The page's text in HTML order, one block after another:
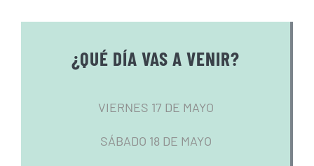
¿QUÉ DÍA VAS A VENIR?
VIERNES 17 DE MAYO
SÁBADO 18 DE MAYO